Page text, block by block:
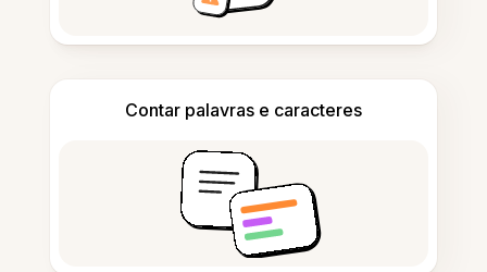
Contar palavras e caracteres